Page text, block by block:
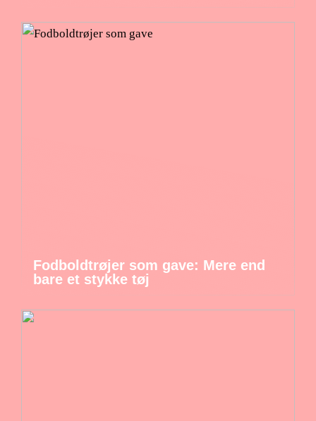
Fodboldtrøjer som gave: Mere end
bare et stykke tøj